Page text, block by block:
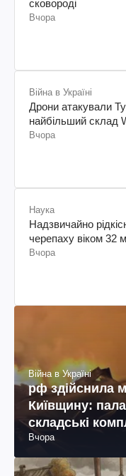
сковороді
Вчора
Війна в Україні
Дрони атакували
найбільший склад
Вчора
Наука
Надзвичайно
черепаху віком 32
Вчора
Війна в Україні
рф здійснила
Київщину:
складські
поранених
Вчора